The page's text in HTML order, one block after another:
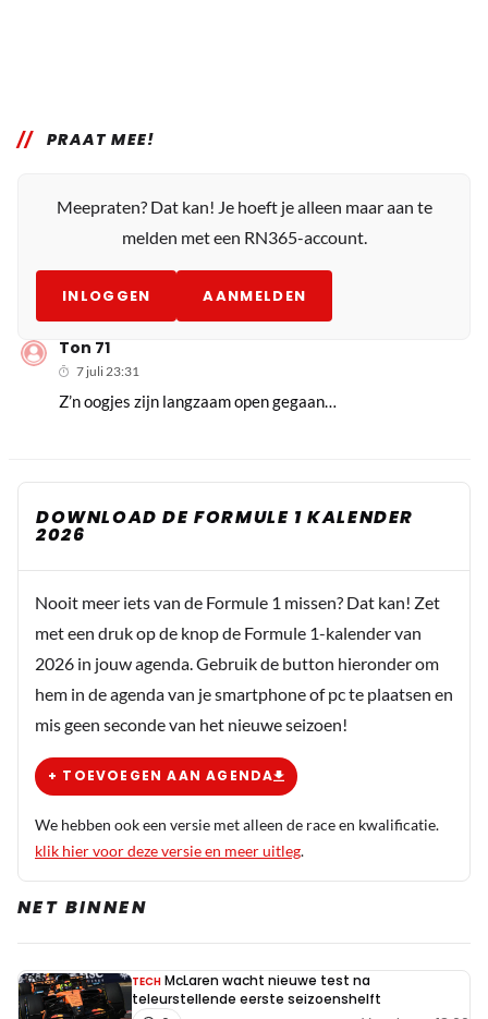
PRAAT MEE!
Meepraten? Dat kan! Je hoeft je alleen maar aan te
melden met een RN365-account.
INLOGGEN AANMELDEN
Ton 71
7 juli 23:31
Z’n oogjes zijn langzaam open gegaan…
DOWNLOAD DE FORMULE 1 KALENDER
2026
Nooit meer iets van de Formule 1 missen? Dat kan! Zet
met een druk op de knop de Formule 1-kalender van
2026 in jouw agenda. Gebruik de button hieronder om
hem in de agenda van je smartphone of pc te plaatsen en
mis geen seconde van het nieuwe seizoen!
+ TOEVOEGEN AAN AGENDA
We hebben ook een versie met alleen de race en kwalificatie.
klik hier voor deze versie en meer uitleg.
NET BINNEN
TECH McLaren wacht nieuwe test na
teleurstellende eerste seizoenshelft